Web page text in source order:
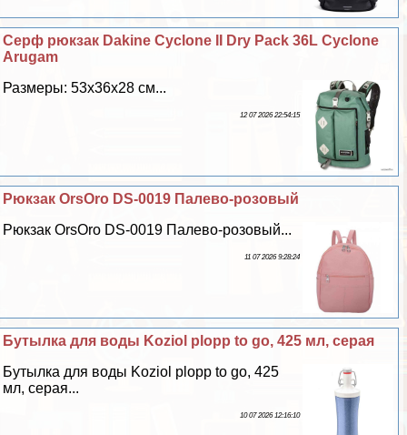
Серф рюкзак Dakine Cyclone II Dry Pack 36L Cyclone
Arugam
Размеры: 53х36х28 см...
12 07 2026 22:54:15
Рюкзак OrsOro DS-0019 Палево-розовый
Рюкзак OrsOro DS-0019 Палево-розовый...
11 07 2026 9:28:24
Бутылка для воды Koziol plopp to go, 425 мл, серая
Бутылка для воды Koziol plopp to go, 425
мл, серая...
10 07 2026 12:16:10